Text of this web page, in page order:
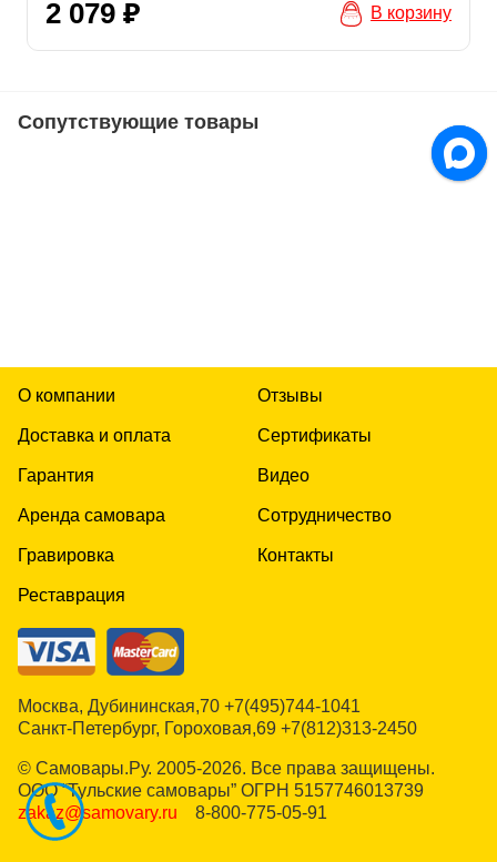
2 079 В корзину
Сопутствующие товары
О компании
Доставка и оплата
Гарантия
Аренда самовара
Гравировка
Реставрация
Отзывы
Сертификаты
Видео
Сотрудничество
Контакты
Москва, Дубининская,70 +7(495)744-1041
Санкт-Петербург, Гороховая,69 +7(812)313-2450
© Самовары.Ру. 2005-2026. Все права защищены.
ООО “Тульские самовары” ОГРН 5157746013739
zakaz@samovary.ru 8-800-775-05-91